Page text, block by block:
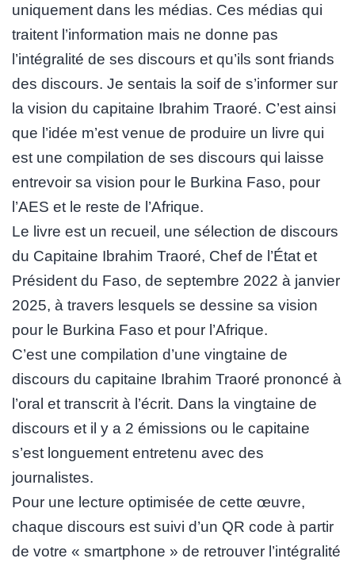
uniquement dans les médias. Ces médias qui
traitent l’information mais ne donne pas
l’intégralité de ses discours et qu’ils sont friands
des discours. Je sentais la soif de s’informer sur
la vision du capitaine Ibrahim Traoré. C’est ainsi
que l’idée m’est venue de produire un livre qui
est une compilation de ses discours qui laisse
entrevoir sa vision pour le Burkina Faso, pour
l’AES et le reste de l’Afrique.
Le livre est un recueil, une sélection de discours
du Capitaine Ibrahim Traoré, Chef de l’État et
Président du Faso, de septembre 2022 à janvier
2025, à travers lesquels se dessine sa vision
pour le Burkina Faso et pour l’Afrique.
C’est une compilation d’une vingtaine de
discours du capitaine Ibrahim Traoré prononcé à
l’oral et transcrit à l’écrit. Dans la vingtaine de
discours et il y a 2 émissions ou le capitaine
s’est longuement entretenu avec des
journalistes.
Pour une lecture optimisée de cette œuvre,
chaque discours est suivi d’un QR code à partir
de votre « smartphone » de retrouver l’intégralité